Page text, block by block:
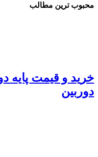
ترین مطالب
و قیمت پایه